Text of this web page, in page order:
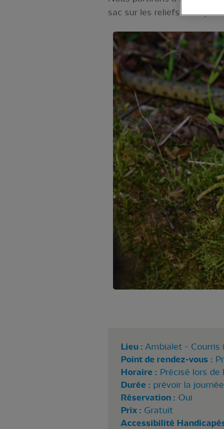
sac sur les reliefs. Groupe
Lieu : Ambialet - Courris
Point de rendez-vous :
Horaire : Précisé lors de
Durée : prévoir la journée
Réservation : Oui
Prix : Gratuit
Accessibilité